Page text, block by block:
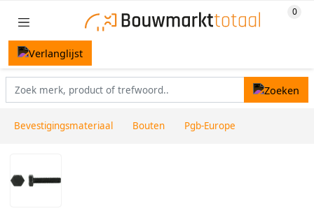
Bevestigingsmateriaal Bouten Pgb-Europe